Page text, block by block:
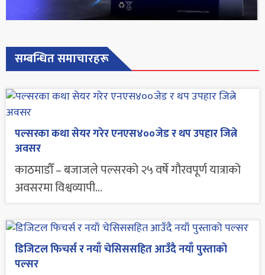
सम्बन्धित समाचारहरू
पल्सरका कथा सेयर गरेर एनएस४००जेड र थप उपहार जित्ने
अवसर
काठमाडौँ – बजाजले पल्सरको २५ वर्षे गौरवपूर्ण यात्राको
अवसरमा विश्वव्यापी...
डिजिटल फिचर्स र नयाँ चेसिससहित आउँदै नयाँ पुस्ताको
पल्सर